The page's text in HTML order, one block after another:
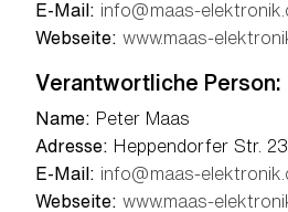
E-Mail: info@maas-
Webseite: www.maas-
Verantwortliche Person:
Name: Peter Maas
Adresse: Heppendorfer Str.
E-Mail: info@maas-
Webseite: www.maas-